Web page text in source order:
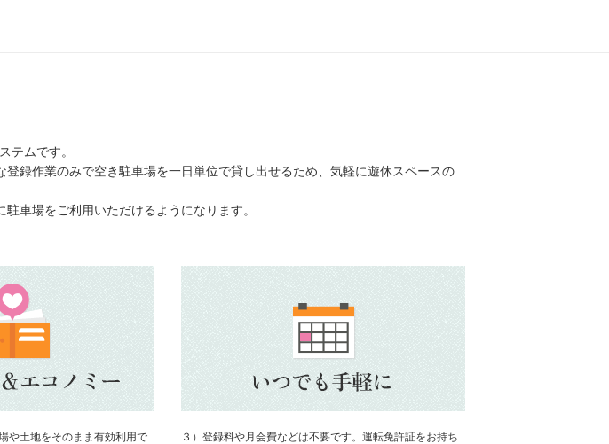
テムです。
録作業のみで空き駐車場を一日単位で貸し出せるため、気軽に遊休スペースの
車場をご利用いただけるようになります。
や土地をそのまま有効利用で
３）登録料や月会費などは不要です。運転免許証をお持ち